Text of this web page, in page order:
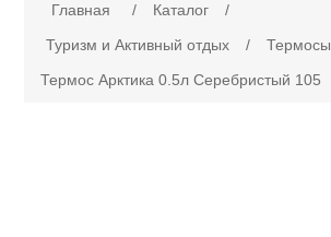
Каталог
Главная / Каталог
/
Туризм и Активный отдых
/ Термосы
Термос Арктика 0.5л Серебристый 105